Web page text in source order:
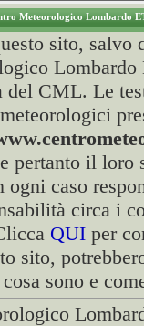
Meteorologico Lombardo
sito, salvo
del CML. Le
pertanto il
caso
circa i
QUIper
sito,
cosa sono e